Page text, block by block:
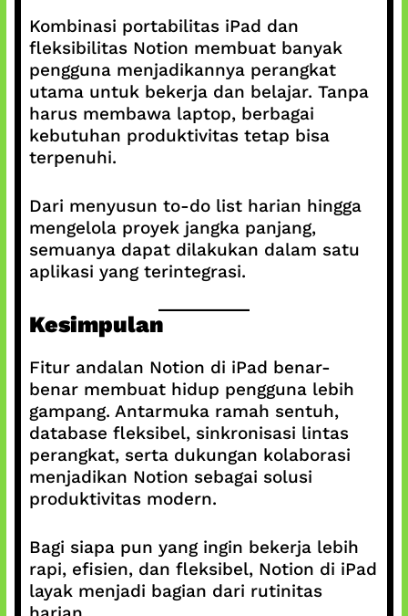
Kombinasi portabilitas iPad dan
fleksibilitas Notion membuat banyak
pengguna menjadikannya perangkat
utama untuk bekerja dan belajar. Tanpa
harus membawa laptop, berbagai
kebutuhan produktivitas tetap bisa
terpenuhi.
Dari menyusun to-do list harian hingga
mengelola proyek jangka panjang,
semuanya dapat dilakukan dalam satu
aplikasi yang terintegrasi.
Kesimpulan
Fitur andalan Notion di iPad benar-
benar membuat hidup pengguna lebih
gampang. Antarmuka ramah sentuh,
database fleksibel, sinkronisasi lintas
perangkat, serta dukungan kolaborasi
menjadikan Notion sebagai solusi
produktivitas modern.
Bagi siapa pun yang ingin bekerja lebih
rapi, efisien, dan fleksibel, Notion di iPad
layak menjadi bagian dari rutinitas